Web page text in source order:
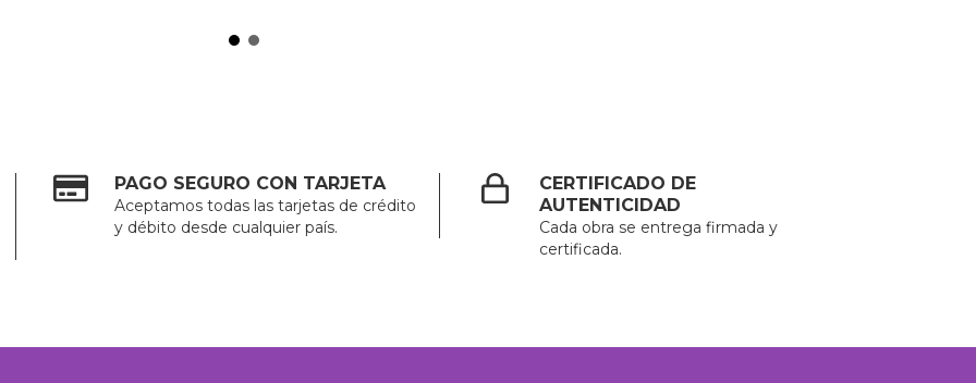
PAGO SEGURO CON TARJETA
Aceptamos todas las tarjetas de crédito
y débito desde cualquier país.
CERTIFICADO DE
AUTENTICIDAD
Cada obra se entrega firmada y
certificada.